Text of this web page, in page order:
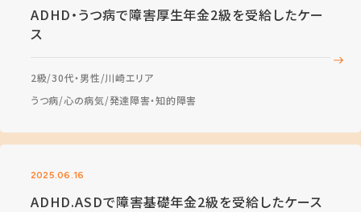
ADHD・うつ病で障害厚生年金2級を受給したケー
ス
2級 30代・男性 川崎エリア
うつ病 心の病気 発達障害・知的障害
2025.06.16
ADHD.ASDで障害基礎年金2級を受給したケース